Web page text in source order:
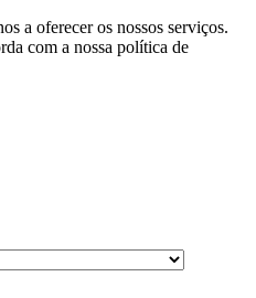
a oferecer os nossos serviços.
com a nossa política de